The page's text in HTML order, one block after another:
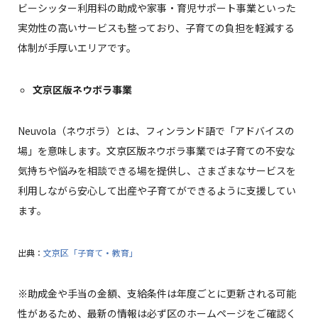
ビーシッター利用料の助成や家事・育児サポート事業といった
実効性の高いサービスも整っており、子育ての負担を軽減する
体制が手厚いエリアです。
文京区版ネウボラ事業
Neuvola（ネウボラ）とは、フィンランド語で「アドバイスの
場」を意味します。文京区版ネウボラ事業では子育ての不安な
気持ちや悩みを相談できる場を提供し、さまざまなサービスを
利用しながら安心して出産や子育てができるように支援してい
ます。
出典： 文京区「子育て・教育」
※助成金や手当の金額、支給条件は年度ごとに更新される可能
性があるため、最新の情報は必ず区のホームページをご確認く